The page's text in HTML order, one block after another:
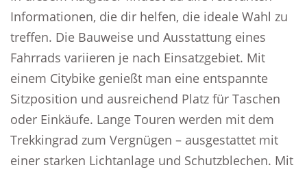
Informationen, die dir helfen, die ideale Wahl zu
treffen. Die Bauweise und Ausstattung eines
Fahrrads variieren je nach Einsatzgebiet. Mit
einem Citybike genießt man eine entspannte
Sitzposition und ausreichend Platz für Taschen
oder Einkäufe. Lange Touren werden mit dem
Trekkingrad zum Vergnügen – ausgestattet mit
einer starken Lichtanlage und Schutzblechen. Mit